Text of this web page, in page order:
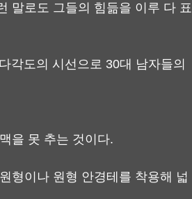
말로도 그들의 힘듦을 이루 다 표
각도의 시선으로 30대 남자들의
을 못 추는 것이다.
형이나 원형 안경테를 착용해 넓